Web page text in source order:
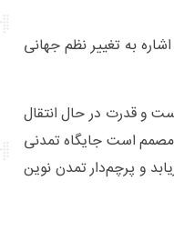
به تغییر نظم جهانی
و قدرت در حال انتقال
مصمم است جایگاه تمدنی
و پرچم‌دار تمدن نوین